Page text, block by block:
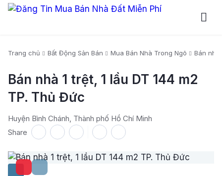
Trang chủ Bất Động Sản Bán Mua Bán Nhà Trong Ngõ Bán nhà
Bán nhà 1 trệt, 1 lầu DT 144 m2
TP. Thủ Đức
Huyện Bình Chánh, Thành phố Hồ Chí Minh
Share